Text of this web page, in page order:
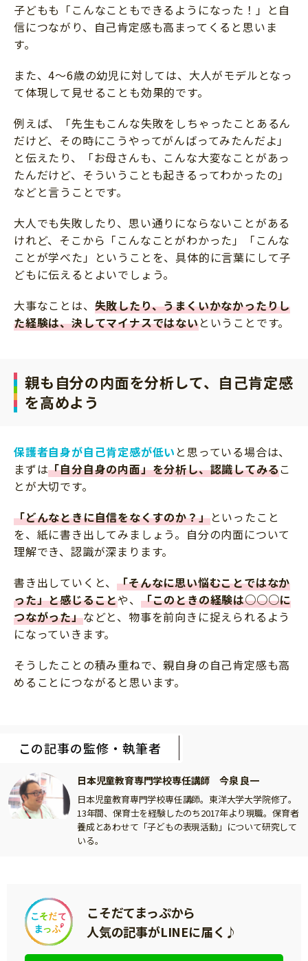
子どもも「こんなこともできるようになった！」と自
信につながり、自己肯定感も高まってくると思いま
す。
また、4～6歳の幼児に対しては、大人がモデルとなっ
て体現して見せることも効果的です。
例えば、「先生もこんな失敗をしちゃったことあるん
だけど、その時にこうやってがんばってみたんだよ」
と伝えたり、「お母さんも、こんな大変なことがあっ
たんだけど、そういうことも起きるってわかったの」
などと言うことです。
大人でも失敗したり、思い通りにならないことがある
けれど、そこから「こんなことがわかった」「こんな
ことが学べた」ということを、具体的に言葉にして子
どもに伝えるとよいでしょう。
大事なことは、 失敗したり、うまくいかなかったりし
た経験は、決してマイナスではないということです。
親も自分の内面を分析して、自己肯定感
を高めよう
保護者自身が自己肯定感が低い と思っている場合は、
まずは「自分自身の内面」を分析し、認識してみるこ
とが大切です。
「どんなときに自信をなくすのか？」といったこと
を、紙に書き出してみましょう。自分の内面について
理解でき、認識が深まります。
書き出していくと、「そんなに思い悩むことではなか
った」と感じることや、 「このときの経験は○○○に
つながった」などと、物事を前向きに捉えられるよう
になっていきます。
そうしたことの積み重ねで、親自身の自己肯定感も高
めることにつながると思います。
この記事の監修・執筆者
日本児童教育専門学校専任講師 今泉 良一
日本児童教育専門学校専任講師。東洋大学大学院修了。
13年間、保育士を経験したのち2017年より現職。保育者
養成とあわせて「子どもの表現活動」について研究して
いる。
こそだてまっぷから
人気の記事がLINEに届く♪